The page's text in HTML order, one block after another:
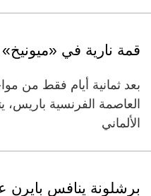
قمة نارية في «ميونيخ»
بعد ثمانية أيام فقط من
العاصمة الفرنسية باريس،
الألماني
برشلونة ينافس